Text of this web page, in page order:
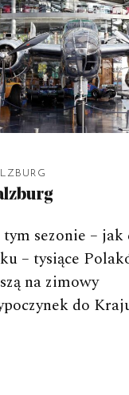
sezonie – jak
– tysiące
na zimowy
do